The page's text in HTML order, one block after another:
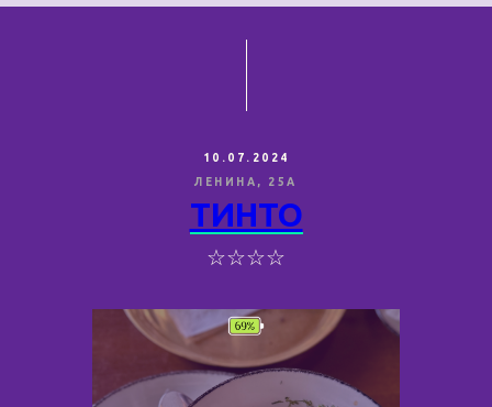
10.07.2024
ЛЕНИНА, 25А
ТИНТО
☆☆☆☆